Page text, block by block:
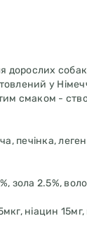
дорослих
у
смаком -
печінка,
зола 2.5%,
ніацин